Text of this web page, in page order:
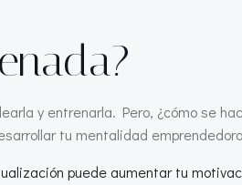
y entrenarla. Pero, ¿cómo se
tu mentalidad
puede aumentar tu